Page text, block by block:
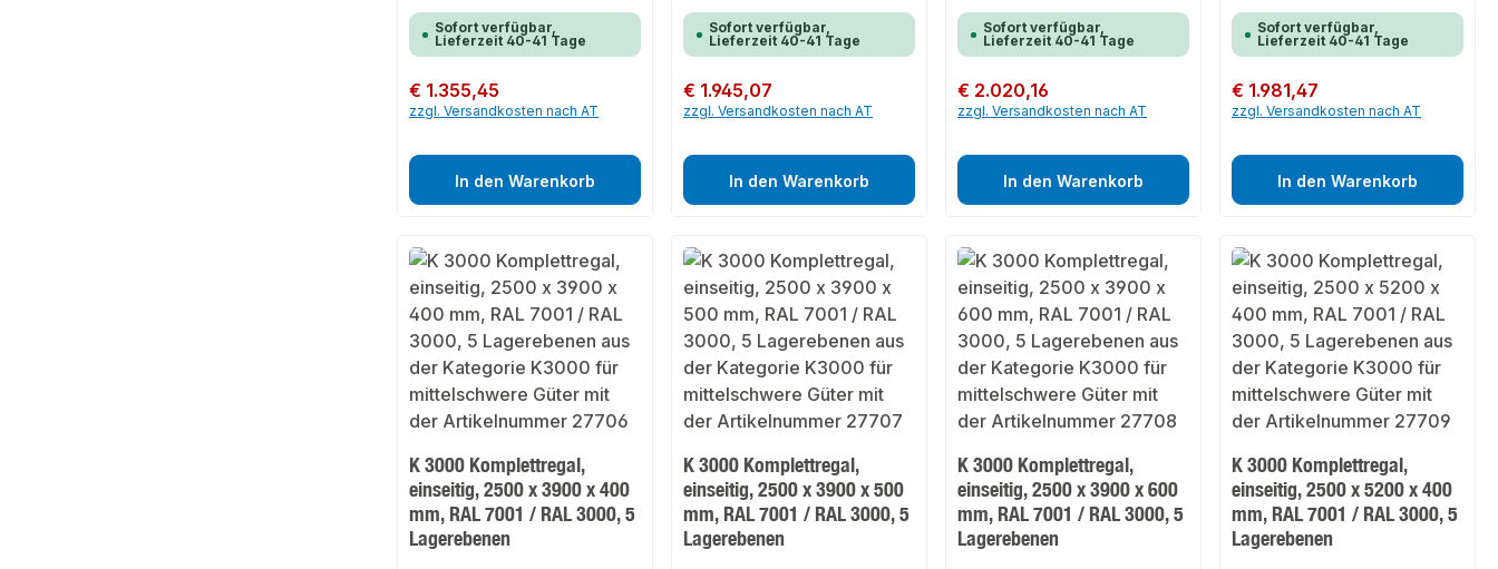
Sofort verfügbar,
Lieferzeit 40-41 Tage
Regulärer Preis:
€ 1.355,45
zzgl. Versandkosten nach AT
In den Warenkorb
Sofort verfügbar,
Lieferzeit 40-41 Tage
Regulärer Preis:
€ 1.945,07
zzgl. Versandkosten nach AT
In den Warenkorb
Sofort verfügbar,
Lieferzeit 40-41 Tage
Regulärer Preis:
€ 2.020,16
zzgl. Versandkosten nach AT
In den Warenkorb
Sofort verfügbar,
Lieferzeit 40-41 Tage
Regulärer Preis:
€ 1.981,47
zzgl. Versandkosten nach AT
In den Warenkorb
K 3000 Komplettregal,
einseitig, 2500 x 3900 x 400
mm, RAL 7001 / RAL 3000, 5
Lagerebenen
K 3000 Komplettregal,
einseitig, 2500 x 3900 x 500
mm, RAL 7001 / RAL 3000, 5
Lagerebenen
K 3000 Komplettregal,
einseitig, 2500 x 3900 x 600
mm, RAL 7001 / RAL 3000, 5
Lagerebenen
K 3000 Komplettregal,
einseitig, 2500 x 5200 x 400
mm, RAL 7001 / RAL 3000, 5
Lagerebenen